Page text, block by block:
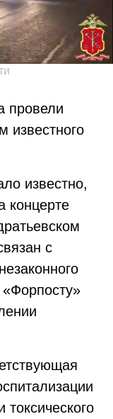
провели
известного
известно,
концерте
с
токсического